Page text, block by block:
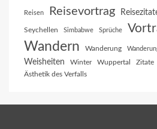
Reisen Reisevortrag
Seychellen Simbabwe Sprüche
Wandern Wanderung
Weisheiten Winter Wuppertal Zitate
Ästhetik des Verfalls